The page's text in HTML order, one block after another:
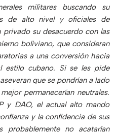
militares buscando su
de alto nivel y oficiales de
privado su desacuerdo con las
boliviano, que consideran
a una conversión hacia
estilo cubano. Si se les pide
que se pondrían a lado
permanecerían neutrales.
y DAO, el actual alto mando
y la confidencia de sus
probablemente no acatarían